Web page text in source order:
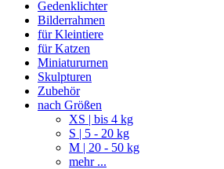
Gedenklichter
Bilderrahmen
für Kleintiere
für Katzen
Miniatururnen
Skulpturen
Zubehör
nach Größen
XS | bis 4 kg
S | 5 - 20 kg
M | 20 - 50 kg
mehr ...